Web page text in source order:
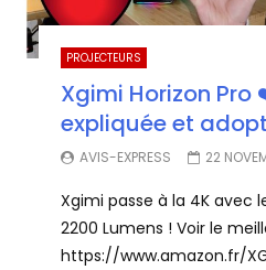
PROJECTEURS
Xgimi Horizon Pro
expliquée et
AVIS-EXPRESS 22
Xgimi passe à la 4K avec
2200 Lumens ! Voir le
https://www.amazon.fr/